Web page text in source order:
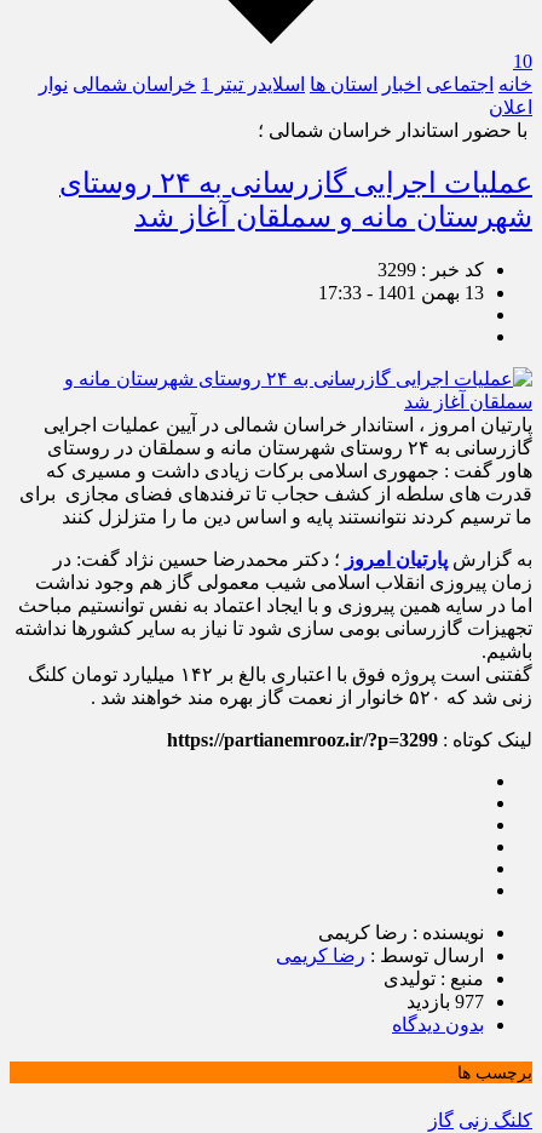
10
خانه اجتماعی اخبار استان ها اسلایدر تیتر 1 خراسان شمالی نوار
اعلان
با حضور استاندار خراسان شمالی ؛
عملیات اجرایی گازرسانی به ۲۴ روستای
شهرستان مانه و سملقان آغاز شد
کد خبر : 3299
13 بهمن 1401 - 17:33
پارتیان امروز ، استاندار خراسان شمالی در آیین عملیات اجرایی
گازرسانی به ۲۴ روستای شهرستان مانه و سملقان در روستای
هاور گفت : جمهوری اسلامی برکات زیادی داشت و مسیری که
قدرت های سلطه از کشف حجاب تا ترفندهای فضای مجازی برای
ما ترسیم کردند نتوانستند پایه و اساس دین ما را متزلزل کنند
به گزارش پارتیان امروز ؛ دکتر محمدرضا حسین نژاد گفت: در
زمان پیروزی انقلاب اسلامی شیب معمولی گاز هم وجود نداشت
اما در سایه همین پیروزی و با ایجاد اعتماد به نفس توانستیم مباحث
تجهیزات گازرسانی بومی سازی شود تا نیاز به سایر کشورها نداشته
باشیم.
گفتنی است پروژه فوق با اعتباری بالغ بر ۱۴۲ میلیارد تومان کلنگ
زنی شد که ۵۲۰ خانوار از نعمت گاز بهره مند خواهند شد .
لینک کوتاه : https://partianemrooz.ir/?p=3299
نویسنده : رضا کریمی
ارسال توسط : رضا کریمی
منبع : تولیدی
977 بازدید
بدون دیدگاه
برچسب ها
کلنگ زنی گاز